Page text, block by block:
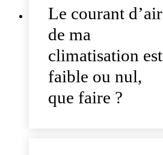
Le courant d’air
de ma
climatisation est
faible ou nul,
que faire ?